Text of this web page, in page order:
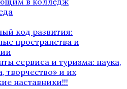
код развития:
пространства и
сервиса и туризма: наука,
творчество» и их
наставники!!!